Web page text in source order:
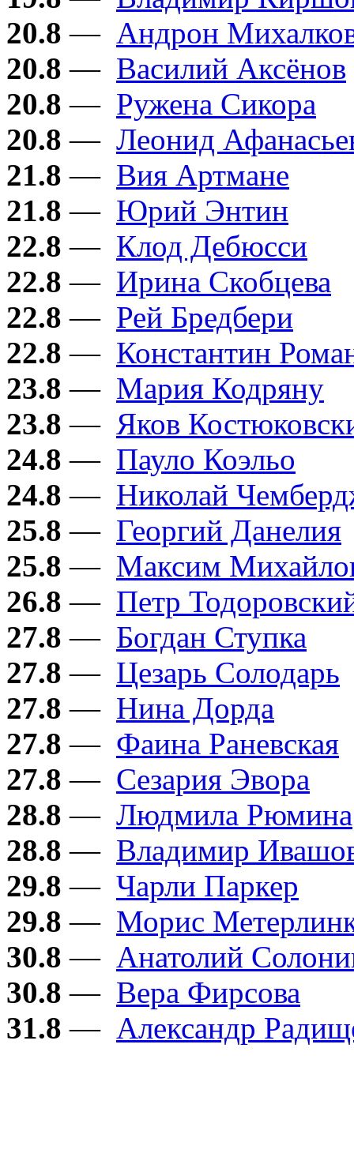
20.8 — Андрон
20.8 — Василий Аксёнов
20.8 — Ружена Сикора
20.8 — Леонид
21.8 — Вия Артмане
21.8 — Юрий Энтин
22.8 — Клод Дебюсси
22.8 — Ирина Скобцева
22.8 — Рей Бредбери
22.8 — Константин
23.8 — Мария Кодряну
23.8 — Яков
24.8 — Пауло Коэльо
24.8 — Николай
25.8 — Георгий Данелия
25.8 — Максим
26.8 — Петр
27.8 — Богдан Ступка
27.8 — Цезарь Солодарь
27.8 — Нина Дорда
27.8 — Фаина Раневская
27.8 — Сезария Эвора
28.8 — Людмила Рюмина
28.8 — Владимир
29.8 — Чарли Паркер
29.8 — Морис
30.8 — Анатолий
30.8 — Вера Фирсова
31.8 — Александр